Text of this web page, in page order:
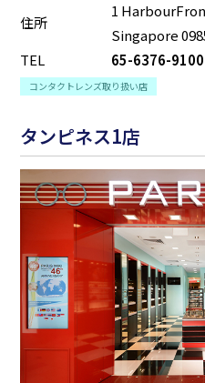
住所
1
Singapore
TEL
65-6376-9100
コンタクトレンズ取り扱い店
タンピネス1店